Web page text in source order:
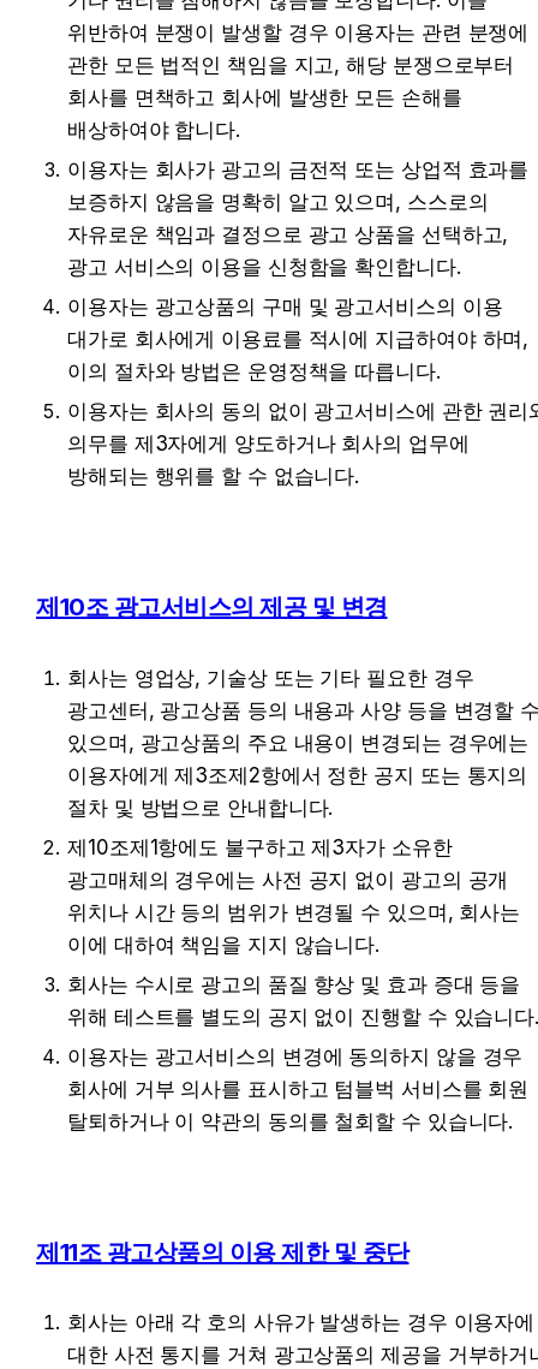
위반하여 분쟁이 발생할 경우 이용자는 관련 분쟁에
관한 모든 법적인 책임을 지고, 해당 분쟁으로부터
회사를 면책하고 회사에 발생한 모든 손해를
배상하여야 합니다.
이용자는 회사가 광고의 금전적 또는 상업적 효과를
보증하지 않음을 명확히 알고 있으며, 스스로의
자유로운 책임과 결정으로 광고 상품을 선택하고,
광고 서비스의 이용을 신청함을 확인합니다.
이용자는 광고상품의 구매 및 광고서비스의 이용
대가로 회사에게 이용료를 적시에 지급하여야 하며,
이의 절차와 방법은 운영정책을 따릅니다.
이용자는 회사의 동의 없이 광고서비스에 관한 권리
의무를 제3자에게 양도하거나 회사의 업무에
방해되는 행위를 할 수 없습니다.
제10조 광고서비스의 제공 및 변경
회사는 영업상, 기술상 또는 기타 필요한 경우
광고센터, 광고상품 등의 내용과 사양 등을 변경할
있으며, 광고상품의 주요 내용이 변경되는 경우에는
이용자에게 제3조제2항에서 정한 공지 또는 통지의
절차 및 방법으로 안내합니다.
제10조제1항에도 불구하고 제3자가 소유한
광고매체의 경우에는 사전 공지 없이 광고의 공개
위치나 시간 등의 범위가 변경될 수 있으며, 회사는
이에 대하여 책임을 지지 않습니다.
회사는 수시로 광고의 품질 향상 및 효과 증대 등을
위해 테스트를 별도의 공지 없이 진행할 수 있습니다
이용자는 광고서비스의 변경에 동의하지 않을 경우
회사에 거부 의사를 표시하고 텀블벅 서비스를 회원
탈퇴하거나 이 약관의 동의를 철회할 수 있습니다.
제11조 광고상품의 이용 제한 및 중단
회사는 아래 각 호의 사유가 발생하는 경우 이용자에
대한 사전 통지를 거쳐 광고상품의 제공을 거부하거